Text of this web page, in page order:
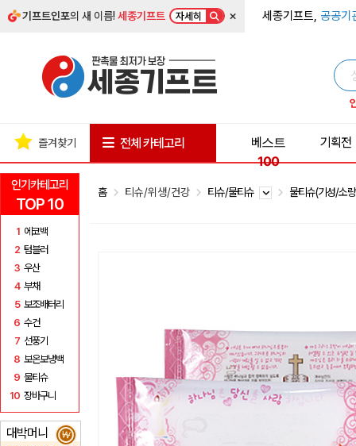
기프트인포의 새 이름!세종기프트 자세히 × 세종기프트, 공공기
인기카테고리
TOP 10
1 에코백
2 텀블러
3 우산
4 부채
5 보조배터리
6 수건
7 선풍기
8 보온보냉백
9 물티슈
10 장바구니
대박머니 ₩
즐겨찾기 전체 카테고리
베스트
100
기획전
홈 티슈/위생/건강 티슈/물티슈 물티슈(기성/소